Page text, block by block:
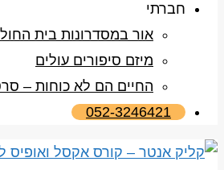
חברתי
אור במסדרונות בית
מיזם סיפורים עולים
החיים הם לא כוחות –
052-3246421